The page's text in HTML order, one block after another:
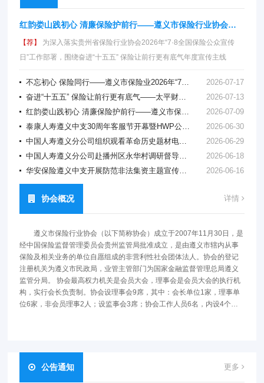
红韵娄山践初心 清廉保险护前行——遵义市保险行业协会开展“2026年‘7·8全国保险公众宣传日’暨清廉金融文化建设”主题快闪活动
【荐】
日”工作部署，围绕奋进“十五五” 保险让前行更有底气年度宣传主线
不忘初心 保险同行——遵义市保险业2026年“7·8全国保险公众宣传日”活动
2026-07-17
奋进“十五五” 保险让前行更有底气——太平财险遵义中支联合太平寿险遵义中支开展送金融知识“进校园”活动
2026-07-13
红韵娄山践初心 清廉保险护前行——遵义市保险行业协会开展“2026年‘7·8全国保险公众宣传日’暨清廉金融文化建设”主题快闪活动
2026-07-09
泰康人寿遵义中支30周年客服节开幕暨HWP公益活动圆满落幕——花驻扇间清风含香，款款温情暖夕阳
2026-06-30
中国人寿遵义分公司组织观看革命历史题材电影《四渡》 庆祝中国共产党成立105周年
2026-06-29
中国人寿遵义分公司赴播州区永华村调研督导乡村振兴工作
2026-06-18
华安保险遵义中支开展防范非法集资主题宣传活动
2026-06-16
协会概况 详情
遵义市保险行业协会（以下简称协会）成立于2007年11月30日，是
经中国保险监督管理委员会贵州监管局批准成立，是由遵义市辖内从事
保险及相关业务的单位自愿组成的非营利性社会团体法人。协会的登记
注册机关为遵义市民政局，业管主管部门为国家金融监督管理总局遵义
监管分局。 协会最高权力机关是会员大会，理事会是会员大会的执行机
构，实行会长负责制。协会设理事会9席，其中：会长单位1家，理事单
位6家，非会员理事2人；设监事会3席；协会工作人员6名，内设4个部
家，其中财产保险公司9家，人身保险公司7家，当年保费收入16.5亿
元。2023年8月，经会员大会选举成立第五届理事会、监事会。2024年
公告通知 更多